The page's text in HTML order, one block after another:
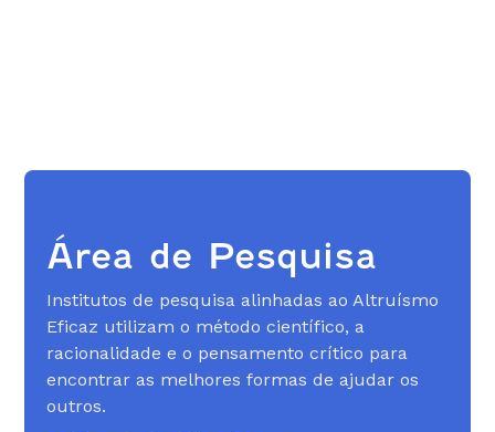
Área de Pesquisa
Institutos de pesquisa alinhadas ao Altruísmo
Eficaz utilizam o método científico, a
racionalidade e o pensamento crítico para
encontrar as melhores formas de ajudar os
outros.